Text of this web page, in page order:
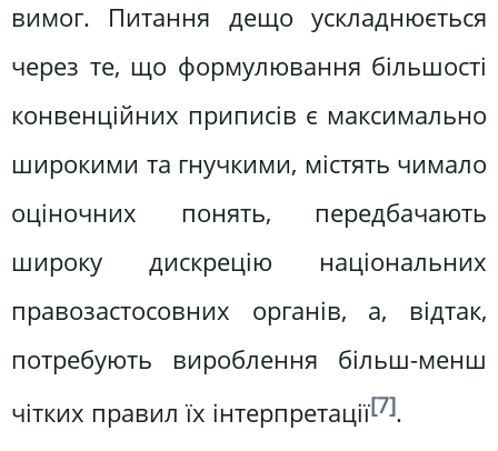
вимог. Питання дещо ускладнюється
через те, що формулювання більшості
конвенційних приписів є максимально
широкими та гнучкими, містять чимало
оціночних понять, передбачають
широку дискрецію національних
правозастосовних органів, а, відтак,
потребують вироблення більш-менш
чітких правил їх інтерпретації[7].